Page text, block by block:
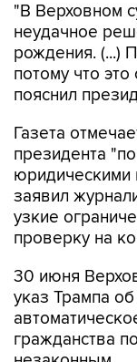
"В Верховном
неудачное
рождения. (...)
потому что
пояснил
Газета
президента
юридическими
заявил
узкие
проверку на
30 июня
указ Трампа
гражданства